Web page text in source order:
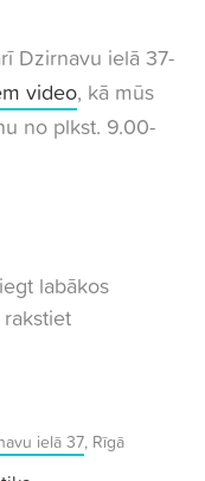
Dzirnavu ielā 37-
video, kā mūs
no plkst. 9.00-
labākos
ielā 37, Rīgā